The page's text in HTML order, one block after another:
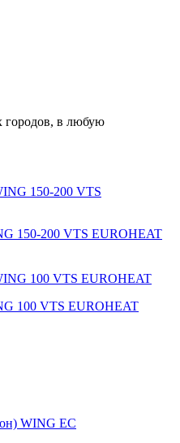
городов, в любую
150-200 VTS EUROHEAT
100 VTS EUROHEAT